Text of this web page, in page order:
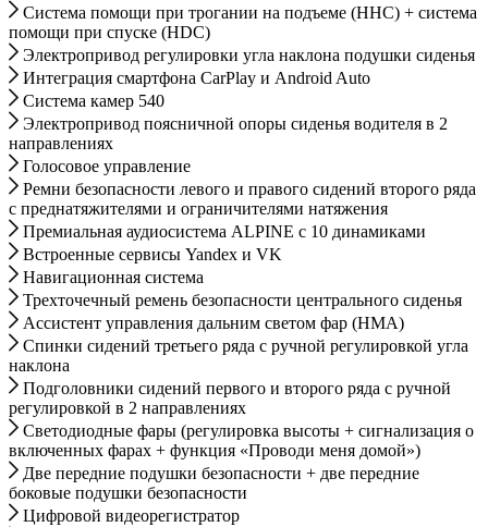
Система помощи при трогании на подъеме (HHC) + система
помощи при спуске (HDC)
Электропривод регулировки угла наклона подушки сиденья
Интеграция смартфона CarPlay и Android Auto
Система камер 540
Электропривод поясничной опоры сиденья водителя в 2
направлениях
Голосовое управление
Ремни безопасности левого и правого сидений второго ряда
с преднатяжителями и ограничителями натяжения
Премиальная аудиосистема ALPINE с 10 динамиками
Встроенные сервисы Yandex и VK
Навигационная система
Трехточечный ремень безопасности центрального сиденья
Ассистент управления дальним светом фар (HMA)
Спинки сидений третьего ряда с ручной регулировкой угла
наклона
Подголовники сидений первого и второго ряда с ручной
регулировкой в 2 направлениях
Cветодиодные фары (регулировка высоты + сигнализация о
включенных фарах + функция «Проводи меня домой»)
Две передние подушки безопасности + две передние
боковые подушки безопасности
Цифровой видеорегистратор